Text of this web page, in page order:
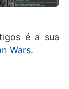
é a sua
Wars.